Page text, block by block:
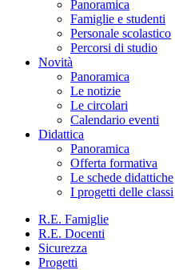
Panoramica
Famiglie e studenti
Personale scolastico
Percorsi di studio
Novità
Panoramica
Le notizie
Le circolari
Calendario eventi
Didattica
Panoramica
Offerta formativa
Le schede didattiche
I progetti delle classi
R.E. Famiglie
R.E. Docenti
Sicurezza
Progetti